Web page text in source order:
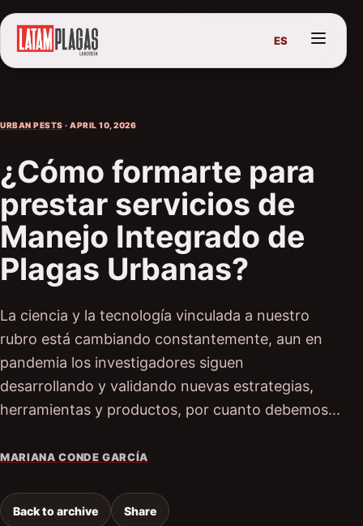
ES
URBAN PESTS · APRIL 10, 2026
¿Cómo formarte para
prestar servicios de
Manejo Integrado de
Plagas Urbanas?
La ciencia y la tecnología vinculada a nuestro
rubro está cambiando constantemente, aun en
pandemia los investigadores siguen
desarrollando y validando nuevas estrategias,
herramientas y productos, por cuanto debemos...
MARIANA CONDE GARCÍA
Back to archive Share